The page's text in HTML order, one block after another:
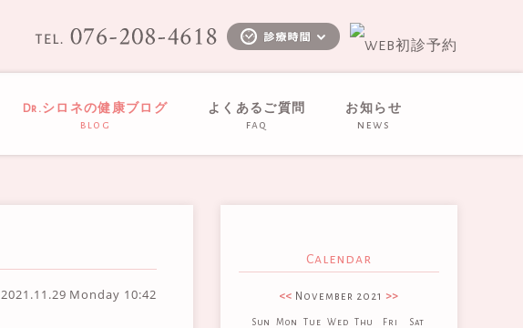
Dr.シロネの健康ブログ
blog
よくあるご質問
faq
お知らせ
news
2021.11.29 Monday 10:42
Calendar
<< November 2021 >>
Sun Mon Tue Wed Thu Fri Sat